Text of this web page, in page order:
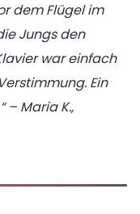
dem Flügel im
Jungs den
war einfach
Ein
– Maria K.,